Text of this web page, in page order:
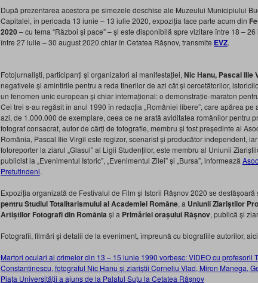
După prezentarea acestora pe simezele deschise ale Muzeului Municipiului
Capitalei, în perioada 13 iunie – 13 iulie 2020, expoziția face parte acum din
2020– cu tema “Război și pace” – și este disponibilă spre vizitare între 18 –
între 27 iulie – 30 august 2020 chiar în Cetatea Râșnov, transmite EVZ.
Fotojurnaliști, participanți și organizatori ai manifestației, Nic Hanu, Pascal Ilie
negativele și amintirile pentru a reda tinerilor de azi cât și cercetătorilor,
un fenomen unic european și chiar internațional: o demonstrație-maraton
Cei trei s-au regăsit în anul 1990 în redacția „României libere”, care apărea
azi, de 1.000.000 de exemplare, ceea ce ne arată aviditatea românilor pentru
fotograf consacrat, autor de cărți de fotografie, membru și fost președinte al
România, Pascal Ilie Virgil este regizor, scenarist și producător independent,
fotoreporter la ziarul „Glasul” al Ligii Studenților, este membru al Uniunii
publicist la „Evenimentul Istoric”, „Evenimentul Zilei” și „Bursa”, informează
Pretutindeni.
Expoziția organizată de Festivalul de Film și Istorii Râșnov 2020 se desfășoară
pentru Studiul Totalitarismului al Academiei Române, a Uniunii Ziariștilor
Artiștilor Fotografi din România și a Primăriei orașului Râșnov, publică și
Fotografii, filmări și detalii de la eveniment, împreună cu biografiile autorilor,
Martori oculari ai crimelor din 13 – 15 iunie 1990 vorbesc: VIDEO cu profesorii
Constantinescu, fotograful Nic Hanu și ziariștii Corneliu Vlad, Miron Manega,
Piața Universității a ajuns de la Palatul Suțu la Cetatea Râșnov